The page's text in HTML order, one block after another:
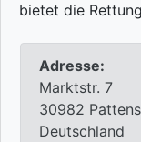
bietet die
Adresse:
Marktstr. 7
30982
Deutschland